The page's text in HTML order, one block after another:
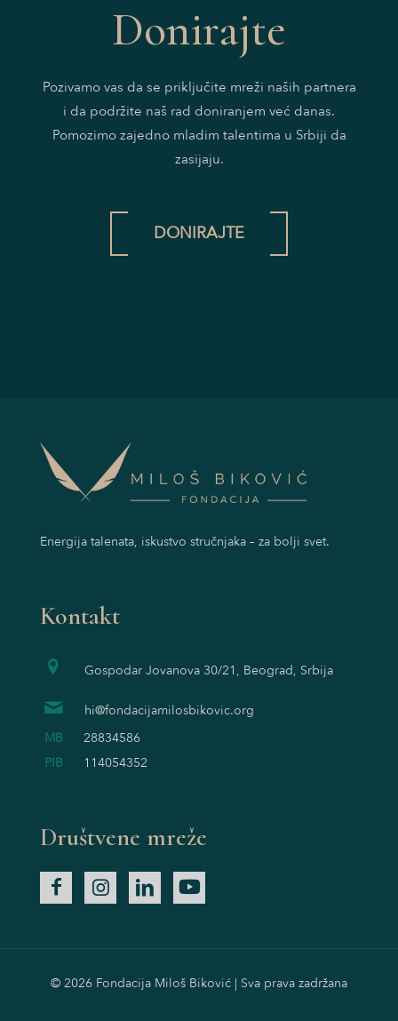
Donirajte
Pozivamo vas da se priključite mreži naših partnera
i da podržite naš rad doniranjem već danas.
Pomozimo zajedno mladim talentima u Srbiji da
zasijaju.
DONIRAJTE
Energija talenata, iskustvo stručnjaka – za bolji svet.
Kontakt
Gospodar Jovanova 30/21, Beograd, Srbija
hi@fondacijamilosbikovic.org
MB
28834586
PIB
114054352
Društvene mreže
© 2026 Fondacija Miloš Biković | Sva prava zadržana